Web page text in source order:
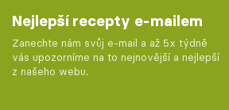
Nejlepší recepty e-mailem
Zanechte nám svůj e-mail a až 5x týdně
vás upozorníme na to nejnovější a nejlepší
z našeho webu.